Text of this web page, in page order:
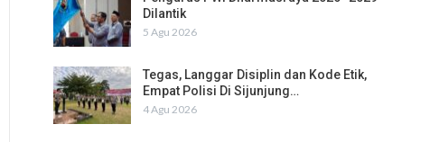
Dilantik
5 Agu 2026
Tegas, Langgar Disiplin dan Kode Etik,
Empat Polisi Di Sijunjung…
4 Agu 2026